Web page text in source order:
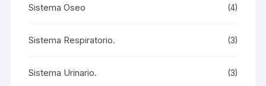
Sistema Oseo (4)
Sistema Respiratorio. (3)
Sistema Urinario. (3)